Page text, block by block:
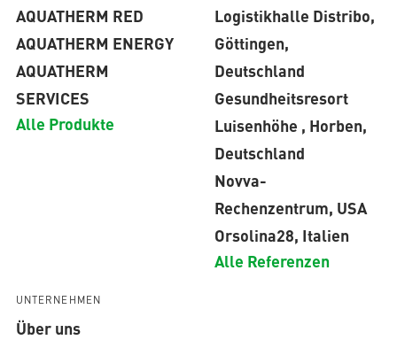
AQUATHERM RED
AQUATHERM ENERGY
AQUATHERM
SERVICES
Alle Produkte
Logistikhalle Distribo,
Göttingen,
Deutschland
Gesundheitsresort
Luisenhöhe , Horben,
Deutschland
Novva-
Rechenzentrum, USA
Orsolina28, Italien
Alle Referenzen
UNTERNEHMEN
Über uns